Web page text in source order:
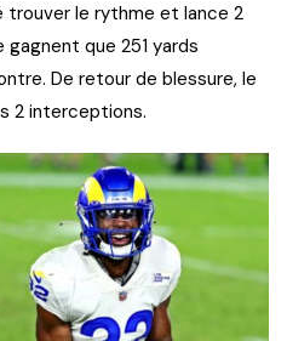
trouver le rythme et lance 2
que 251 yards
De retour de blessure, le
2 interceptions.